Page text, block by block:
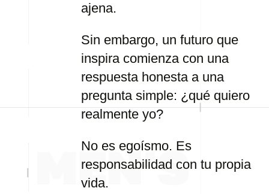
ajena.
Sin embargo, un futuro que
inspira comienza con una
respuesta honesta a una
pregunta simple: ¿qué quiero
realmente yo?
No es egoísmo. Es
responsabilidad con tu propia
vida.